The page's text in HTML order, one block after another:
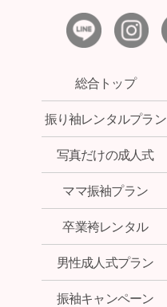
総合トップ
振り袖レンタルプラン
写真だけの成人式
ママ振袖プラン
卒業袴レンタル
男性成人式プラン
振袖キャンペーン